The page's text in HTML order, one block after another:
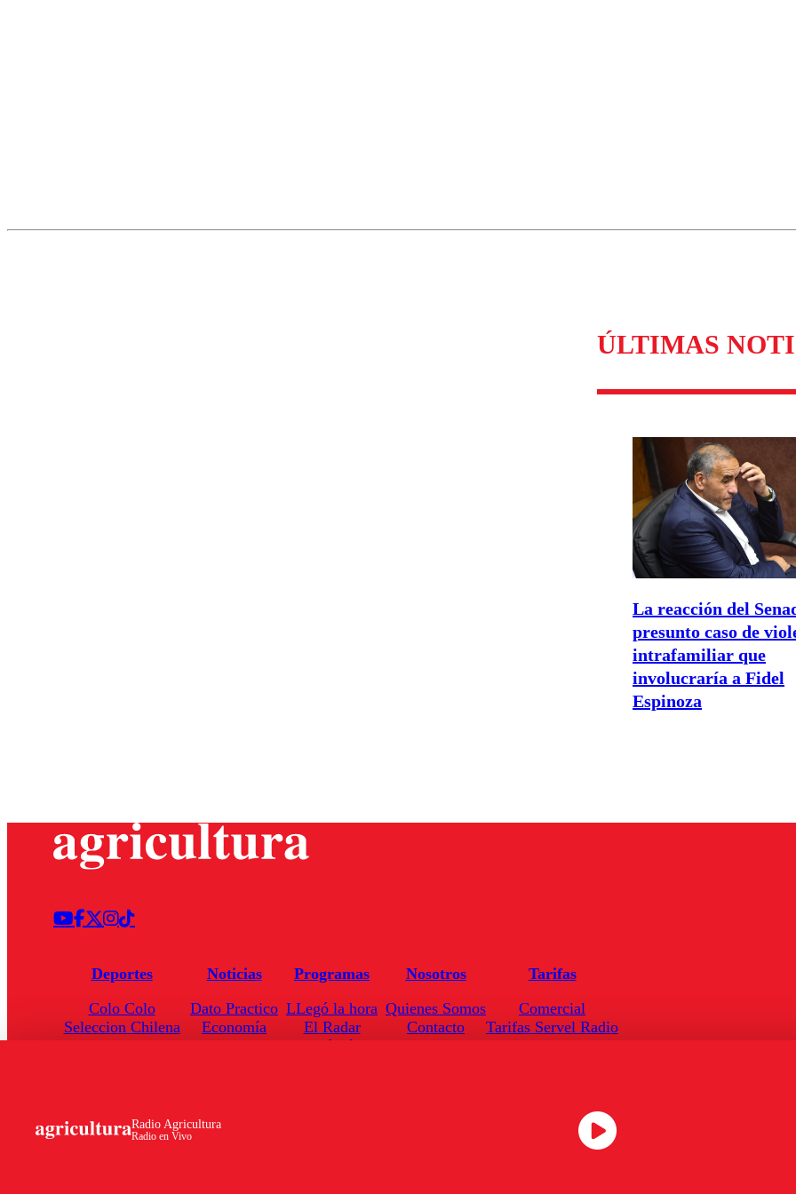
ÚLTIMAS
La reacción del
presunto caso de
intrafamiliar que
involucraría a Fidel
Espinoza
Radio Agricultura
Radio en Vivo
Deportes
Colo Colo
Seleccion Chilena
Noticias
Dato Practico
Economía
Programas
LLegó la hora
El Radar
Enfoqué Público
Nosotros
Quienes Somos
Contacto
Tarifas
Comercial
Tarifas Servel Radio